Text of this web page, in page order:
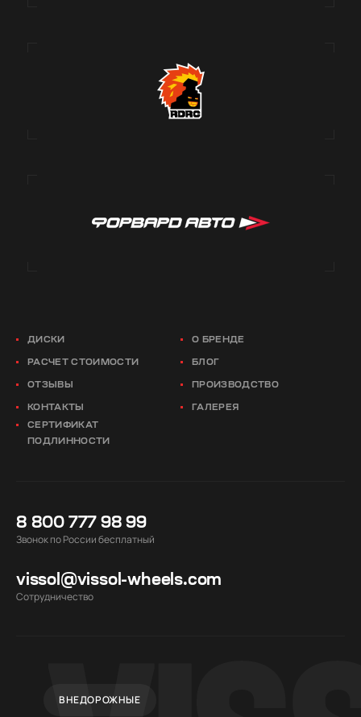
ДИСКИ О БРЕНДЕ
РАСЧЕТ СТОИМОСТИ БЛОГ
ОТЗЫВЫ ПРОИЗВОДСТВО
КОНТАКТЫ
ГАЛЕРЕЯ
СЕРТИФИКАТ
ПОДЛИННОСТИ
8 800 777 98 99
Звонок по России бесплатный
vissol@vissol-wheels.com
Cотрудничество
ВНЕДОРОЖНЫЕ